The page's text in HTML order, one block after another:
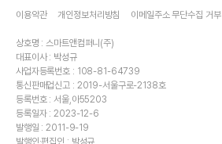
이용약관 개인정보처리방침 이메일주소 무단수집 거부
상호명 : 스마트앤컴퍼니(주)
대표이사 : 박성규
사업자등록번호 : 108-81-64739
통신판매업신고 : 2019-서울구로-2138호
등록번호 : 서울,아55203
등록일자 : 2023-12-6
발행일 : 2011-9-19
발행인·편집인 : 박성규